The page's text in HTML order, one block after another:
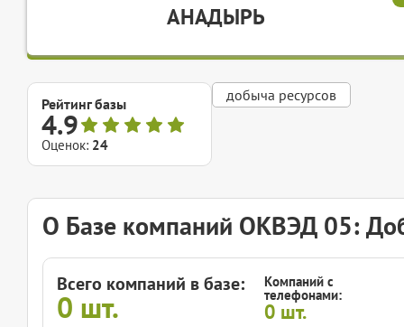
АНАДЫРЬ
Рейтинг базы
4.9
Оценок: 24
добыча ресурсов
О Базе компаний ОКВЭД 05:
Всего компаний в базе:
0 шт.
Компаний с
телефонами:
0 шт.